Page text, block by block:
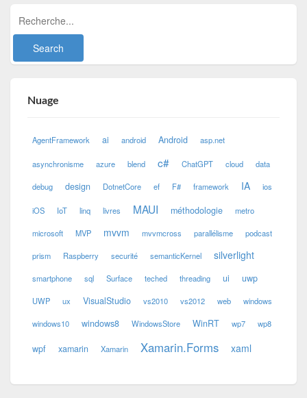
Nuage
AgentFramework ai android Android asp.net
asynchronisme azure blend c# ChatGPT cloud data
debug design DotnetCore ef F# framework IA ios
iOS IoT linq livres MAUI méthodologie metro
microsoft MVP mvvm mvvmcross parallélisme podcast
prism Raspberry securité semanticKernel silverlight
smartphone sql Surface teched threading ui uwp
UWP ux VisualStudio vs2010 vs2012 web windows
windows10 windows8 WindowsStore WinRT wp7 wp8
wpf xamarin Xamarin Xamarin.Forms xaml